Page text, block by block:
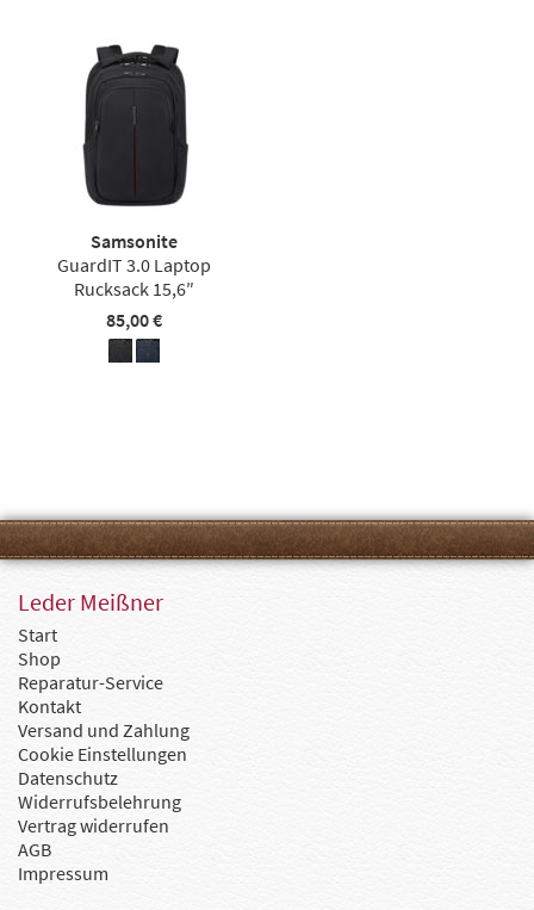
Samsonite
GuardIT 3.0 Laptop
Rucksack 15,6″
85,00 €
Leder Meißner
Start
Shop
Reparatur-Service
Kontakt
Versand und Zahlung
Cookie Einstellungen
Datenschutz
Widerrufsbelehrung
Vertrag widerrufen
AGB
Impressum